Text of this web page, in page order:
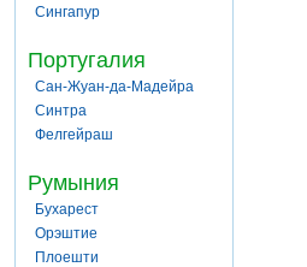
Сингапур
Португалия
Сан-Жуан-да-Мадейра
Синтра
Фелгейраш
Румыния
Бухарест
Орэштие
Плоешти